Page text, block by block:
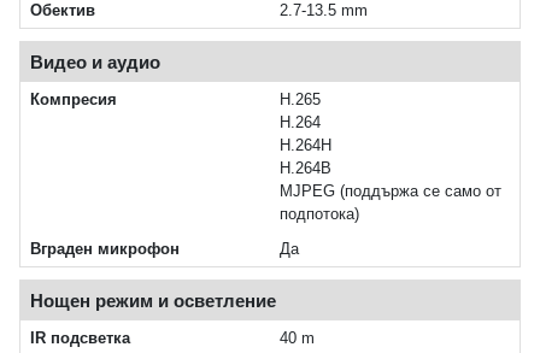
Обектив
2.7-13.5 mm
Видео и аудио
Компресия
H.265
H.264
H.264H
H.264B
MJPEG (поддържа се само от
подпотока)
Вграден микрофон
Да
Нощен режим и осветление
IR подсветка 40 m